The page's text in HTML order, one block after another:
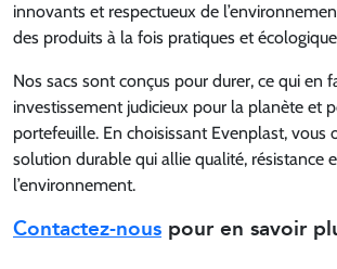
innovants et respectueux de
des produits à la fois pratiques et
Nos sacs sont conçus pour durer, ce qui en
investissement judicieux pour la planète et
portefeuille. En choisissant Evenplast, vous
solution durable qui allie qualité, résistance
l’environnement.
Contactez-nous pour en savoir